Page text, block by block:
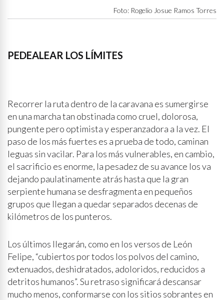
Foto: Rogelio Josue Ramos Torres
PEDEALEAR LOS LÍMITES
Recorrer la ruta dentro de la caravana es sumergirse
en una marcha tan obstinada como cruel, dolorosa,
pungente pero optimista y esperanzadora a la vez. El
paso de los más fuertes es a prueba de todo, caminan
leguas sin vacilar. Para los más vulnerables, en cambio,
el sacrificio es enorme, la pesadez de su avance los va
dejando paulatinamente atrás hasta que la gran
serpiente humana se desfragmenta en pequeños
grupos que llegan a quedar separados decenas de
kilómetros de los punteros.
Los últimos llegarán, como en los versos de León
Felipe, “cubiertos por todos los polvos del camino,
extenuados, deshidratados, adoloridos, reducidos a
detritos humanos”. Su retraso significará descansar
mucho menos, conformarse con los sitios sobrantes en